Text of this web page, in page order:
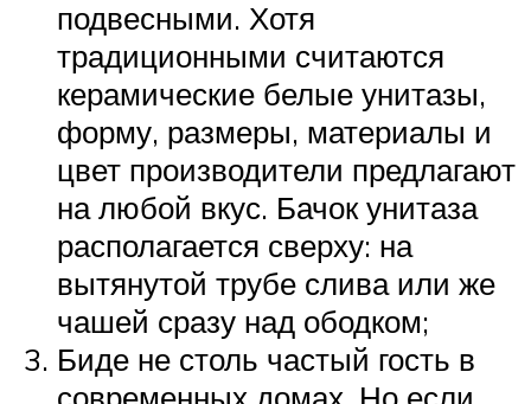
подвесными. Хотя
традиционными считаются
керамические белые унитазы,
форму, размеры, материалы и
цвет производители предлагают
на любой вкус. Бачок унитаза
располагается сверху: на
вытянутой трубе слива или же
чашей сразу над ободком;
Биде не столь частый гость в